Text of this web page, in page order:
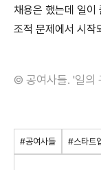
채용은 했는데 일이
조적 문제에서 시작
© 공여사들. '일의
#공여사들 #스타트